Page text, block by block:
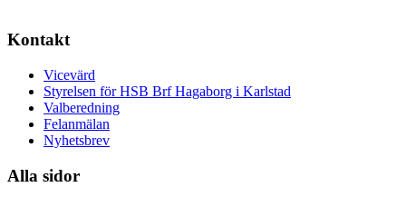
Kontakt
Vicevärd
Styrelsen för HSB Brf Hagaborg i Karlstad
Valberedning
Felanmälan
Nyhetsbrev
Alla sidor